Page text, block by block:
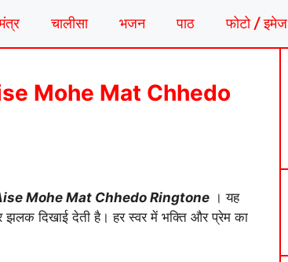
चालीसा भजन पाठ फोटो / इमेज
Aise Mohe Mat Chhedo
Mohe Mat Chhedo Ringtone । यह
झलक दिखाई देती है। हर स्वर में भक्ति और प्रेम का